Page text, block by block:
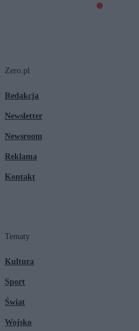
Zero.pl
Redakcja
Newsletter
Newsroom
Reklama
Kontakt
Tematy
Kultura
Sport
Świat
Wojsko